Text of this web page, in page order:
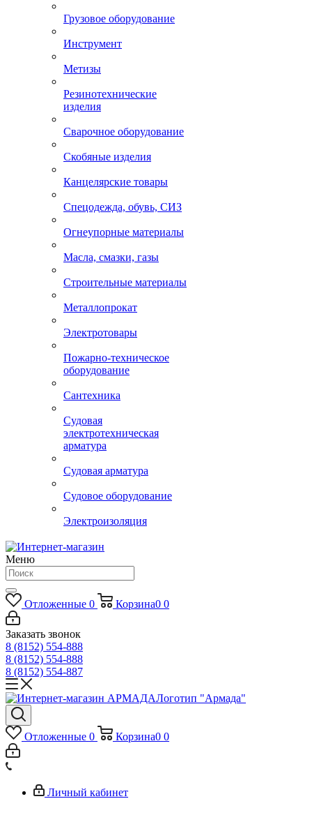
Грузовое оборудование
Инструмент
Метизы
Резинотехнические
изделия
Сварочное оборудование
Скобяные изделия
Канцелярские товары
Спецодежда, обувь, СИЗ
Огнеупорные материалы
Масла, смазки, газы
Строительные материалы
Металлопрокат
Электротовары
Пожарно-техническое
оборудование
Сантехника
Судовая
электротехническая
арматура
Судовая арматура
Судовое оборудование
Электроизоляция
Меню
Отложенные 0 Корзина0 0
Заказать звонок
8 (8152) 554-888
8 (8152) 554-888
8 (8152) 554-887
Логотип "Армада"
Отложенные 0 Корзина0 0
Личный кабинет